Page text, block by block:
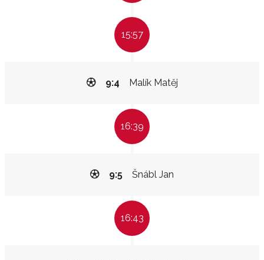
15:57
Malík Matěj
9:4
16:39
Šnábl Jan
9:5
16:43